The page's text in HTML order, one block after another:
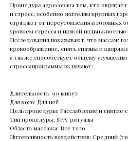
Процедура адресована тем, кто
и стресс, особенно жителям крупных
страдают от переутомления и головных
уровнем стресса и низкой
Исследования показывают, что массаж
кровообращение, снять спазмы и
а также способствует общему
стрессапрограммы включают:
Длительность: 90 минут
Для кого: Для неё
Цель процедуры: Расслабление и снятие
Тип процедуры: SPA-ритуалы
Область массажа: Все тело
Интенсивность воздействия: Средний